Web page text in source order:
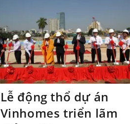
Lễ động thổ dự án
Vinhomes triển lãm